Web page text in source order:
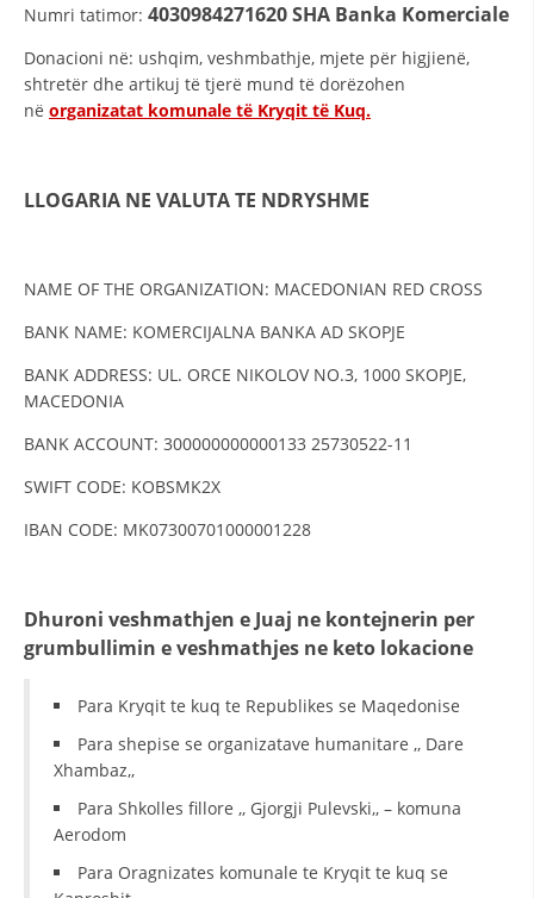
LIGJI I KRYQIT TË KUQ
STATUTI I KRYQIT TË KUQ
DREJTA NDERKOMBETARE HUMANITARE
PROMOVIMI I VLERAVE HUMANE
PËRDORIMIN DHE MBROJTJEN E STEMËS
SI TË JEPNI DONACIONE
EKIPE PËRGJIGJE DISASTER
STACIONIN E UJIT SHPËTIMIT – VODNO
MARRDHËNJE ME PUBLIKUN
Numri tatimor: 4030984271620SHA Banka Komerciale
Donacioni në: ushqim, veshmbathje, mjete për higjienë,
shtretër dhe artikuj të tjerë mund të dorëzohen
në organizatat komunale të Kryqit të Kuq.
LLOGARIA NE VALUTA TE NDRYSHME
NAME OF THE ORGANIZATION: MACEDONIAN RED CROSS
BANK NAME: KOMERCIJALNA BANKA AD SKOPJE
BANK ADDRESS: UL. ORCE NIKOLOV NO.3, 1000 SKOPJE,
MACEDONIA
BANK ACCOUNT: 300000000000133 25730522-11
SWIFT CODE: KOBSMK2X
IBAN CODE: MK07300701000001228
Dhuroni veshmathjen e Juaj ne kontejnerin per
grumbullimin e veshmathjes ne keto lokacione
Para Kryqit te kuq te Republikes se Maqedonise
Para shepise se organizatave humanitare ,, Dare
Xhambaz,,
Para Shkolles fillore ,, Gjorgji Pulevski,, – komuna
Aerodom
Para Oragnizates komunale te Kryqit te kuq se